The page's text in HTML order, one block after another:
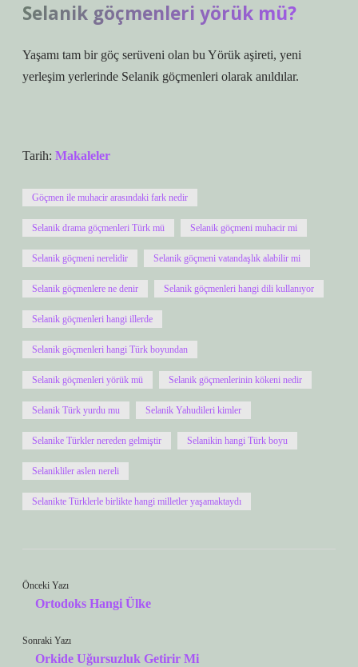
Selanik göçmenleri yörük mü?
Yaşamı tam bir göç serüveni olan bu Yörük aşireti, yeni
yerleşim yerlerinde Selanik göçmenleri olarak anıldılar.
Tarih: Makaleler
Göçmen ile muhacir arasındaki fark nedir
Selanik drama göçmenleri Türk mü Selanik göçmeni muhacir mi
Selanik göçmeni nerelidir Selanik göçmeni vatandaşlık alabilir mi
Selanik göçmenlere ne denir Selanik göçmenleri hangi dili kullanıyor
Selanik göçmenleri hangi illerde
Selanik göçmenleri hangi Türk boyundan
Selanik göçmenleri yörük mü Selanik göçmenlerinin kökeni nedir
Selanik Türk yurdu mu Selanik Yahudileri kimler
Selanike Türkler nereden gelmiştir Selanikin hangi Türk boyu
Selanikliler aslen nereli
Selanikte Türklerle birlikte hangi milletler yaşamaktaydı
Önceki Yazı
Ortodoks Hangi Ülke
Sonraki Yazı
Orkide Uğursuzluk Getirir Mi